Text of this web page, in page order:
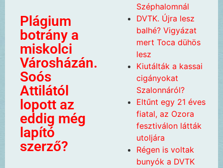
Plágium
botrány a
miskolci
Városházán.
Soós
Attilától
lopott az
eddig még
lapító
szerző?
Széphalomnál
DVTK. Újra lesz
balhé? Vigyázat
mert Toca dühös
lesz
Kiutálták a kassai
cigányokat
Szalonnáról?
Eltűnt egy 21 éves
fiatal, az Ozora
fesztiválon látták
utoljára
Régen is voltak
bunyók a DVTK